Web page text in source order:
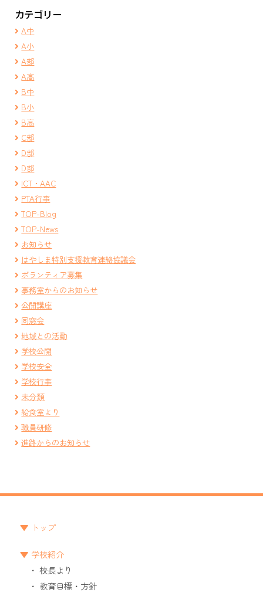
カテゴリー
A中
A小
A部
A高
B中
B小
B高
C部
D部
D部
ICT・AAC
PTA行事
TOP-Blog
TOP-News
お知らせ
はやしま特別支援教育連絡協議会
ボランティア募集
事務室からのお知らせ
公開講座
同窓会
地域との活動
学校公開
学校安全
学校行事
未分類
給食室より
職員研修
進路からのお知らせ
トップ
学校紹介
校長より
教育目標・方針